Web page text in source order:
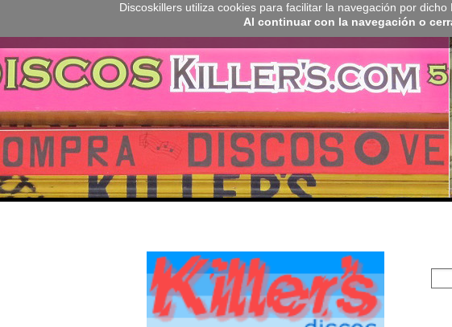
Discoskillers utiliza cookies para facilitar la navegación por
Al continuar con la navegación o